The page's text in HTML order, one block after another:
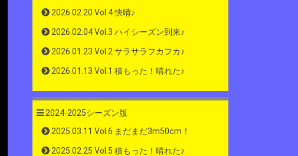
2026.02.20 Vol.4 快晴♪
2026.02.04 Vol.3 ハイシーズン到来♪
2026.01.23 Vol.2 サラサラフカフカ♪
2026.01.13 Vol.1 積もった！晴れた♪
2024-2025シーズン版
2025.03.11 Vol.6 まだまだ3m50cm！
2025.02.25 Vol.5 積もった！晴れた♪